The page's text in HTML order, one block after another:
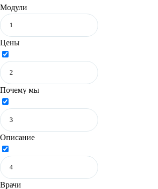
Модули
Цены
Почему мы
Описание
Врачи